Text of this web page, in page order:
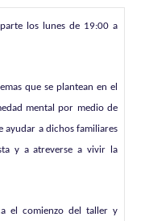
los lunes de 19:00 a
que se plantean en el
mental por medio de
ayudar a dichos familiares
y a atreverse a vivir la
el comienzo del taller y